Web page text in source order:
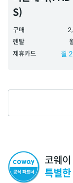
S)
구매
렌탈
제휴카드
월
코웨
특별